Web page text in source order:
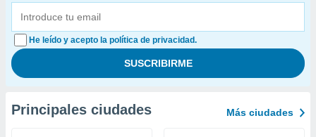
He leído y acepto la política de privacidad.
Principales ciudades Más ciudades